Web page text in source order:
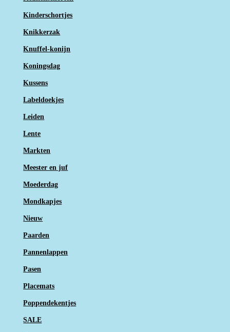
Kinderschortjes
Knikkerzak
Knuffel-konijn
Koningsdag
Kussens
Labeldoekjes
Leiden
Lente
Markten
Meester en juf
Moederdag
Mondkapjes
Nieuw
Paarden
Pannenlappen
Pasen
Placemats
Poppendekentjes
SALE